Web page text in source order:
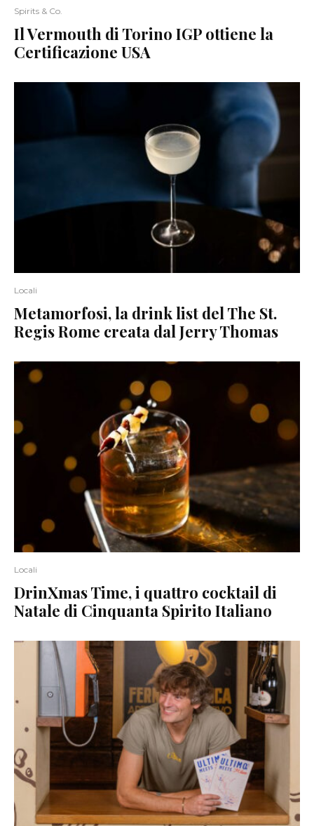
Spirits & Co.
Il Vermouth di Torino IGP ottiene la
Certificazione USA
Locali
Metamorfosi, la drink list del The St.
Regis Rome creata dal Jerry Thomas
Locali
DrinXmas Time, i quattro cocktail di
Natale di Cinquanta Spirito Italiano